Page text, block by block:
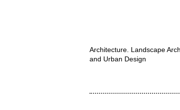
Architecture. Landscape
and Urban Design